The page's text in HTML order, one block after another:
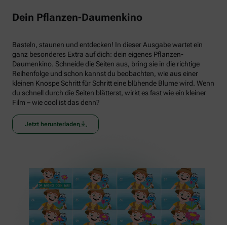
Dein Pflanzen-Daumenkino
Basteln, staunen und entdecken! In dieser Ausgabe wartet ein
ganz besonderes Extra auf dich: dein eigenes Pflanzen-
Daumenkino. Schneide die Seiten aus, bring sie in die richtige
Reihenfolge und schon kannst du beobachten, wie aus einer
kleinen Knospe Schritt für Schritt eine blühende Blume wird. Wenn
du schnell durch die Seiten blätterst, wirkt es fast wie ein kleiner
Film – wie cool ist das denn?
Jetzt herunterladen